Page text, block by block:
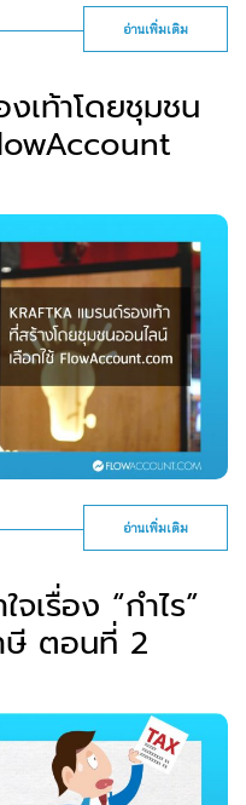
อ่านเพิ่มเติม
เท้าโดยชุมชน
อ่านเพิ่มเติม
เรื่อง “กำไร”
ษี ตอนที่ 2